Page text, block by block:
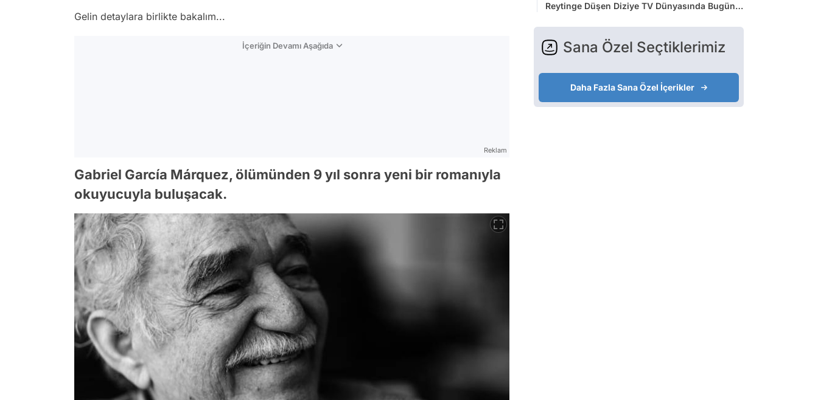
Gelin detaylara birlikte bakalım...
İçeriğin Devamı Aşağıda
Reklam
Gabriel García Márquez, ölümünden 9 yıl sonra yeni bir romanıyla
okuyucuyla buluşacak.
Reytinge Düşen Diziye TV Dünyasında Bugün
Sana Özel Seçtiklerimiz
Daha Fazla Sana Özel İçerikler